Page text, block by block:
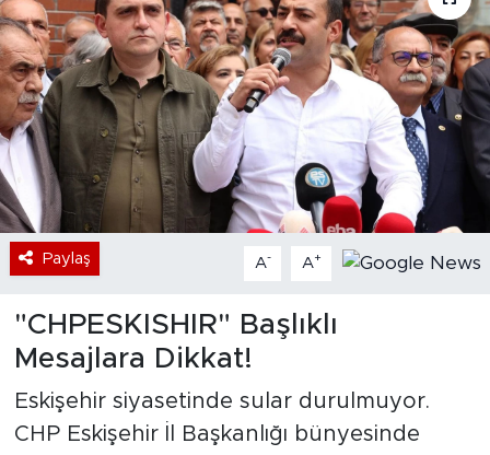
Paylaş A- A+
"CHPESKISHIR" Başlıklı
Mesajlara Dikkat!
Eskişehir siyasetinde sular durulmuyor.
CHP Eskişehir İl Başkanlığı bünyesinde
Teknoloji
Magazin
Dünya
Sektör